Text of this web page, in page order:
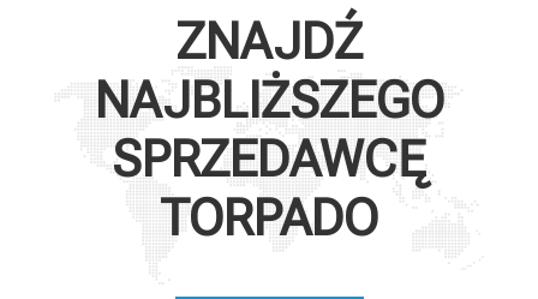
ZNAJDŹ
NAJBLIŻSZEGO
SPRZEDAWCĘ
TORPADO